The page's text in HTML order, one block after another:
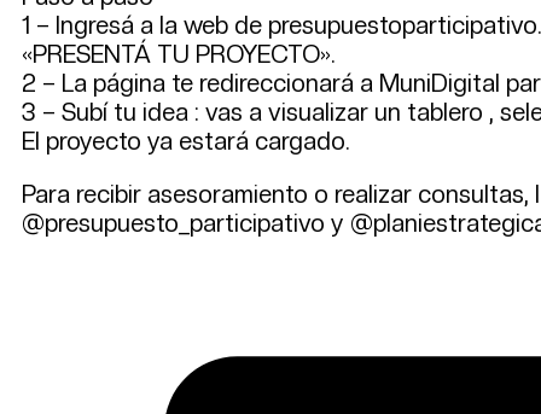
1 – Ingresá a la web de
«PRESENTÁ TU PROYECTO».
2 – La página te redireccionará a MuniDigital
3 – Subí tu idea : vas a visualizar un tablero ,
El proyecto ya estará cargado.
Para recibir asesoramiento o realizar
@presupuesto_participativo y